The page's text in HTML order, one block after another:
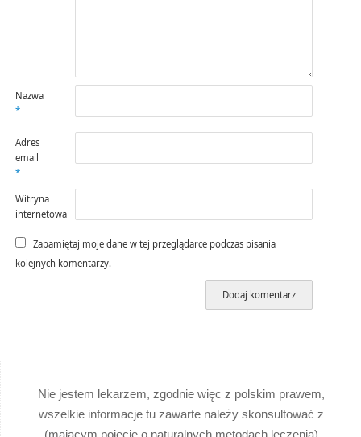
Nazwa
*
Adres
email
*
Witryna
internetowa
Zapamiętaj moje dane w tej przeglądarce podczas pisania
kolejnych komentarzy.
Nie jestem lekarzem, zgodnie więc z polskim prawem,
wszelkie informacje tu zawarte należy skonsultować z
(mającym pojęcie o naturalnych metodach leczenia)